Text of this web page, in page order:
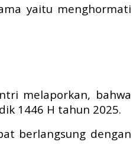
yaitu menghormati
melaporkan, bahwa
1446 H tahun 2025.
berlangsung dengan